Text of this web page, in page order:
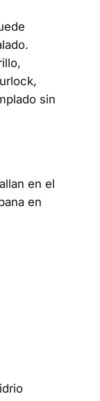
sin
en el
en